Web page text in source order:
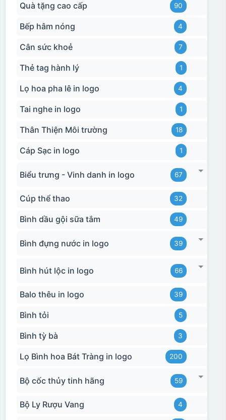
Quà tặng cao cấp 90
Bếp hâm nóng 4
Cân sức khoẻ 7
Thẻ tag hành lý 1
Lọ hoa pha lê in logo 4
Tai nghe in logo 1
Thân Thiện Môi trường 18
Cáp Sạc in logo 1
Biểu trưng - Vinh danh in logo 67
Cúp thể thao 32
Bình dầu gội sữa tắm 49
Bình đựng nước in logo 39
Bình hút lộc in logo 66
Balo thêu in logo 39
Bình tỏi 5
Bình tỳ bà 3
Lọ Bình hoa Bát Tràng in logo 200
Bộ cốc thủy tinh hãng 59
Bộ Ly Rượu Vang 4